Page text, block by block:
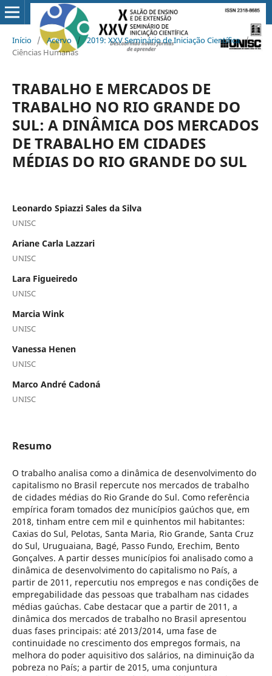
Início / Acervo / 2019: XXV Seminário de Iniciação Científica /
Ciências Humanas
TRABALHO E MERCADOS DE
TRABALHO NO RIO GRANDE DO
SUL: A DINÂMICA DOS MERCADOS
DE TRABALHO EM CIDADES
MÉDIAS DO RIO GRANDE DO SUL
Leonardo Spiazzi Sales da Silva
UNISC
Ariane Carla Lazzari
UNISC
Lara Figueiredo
UNISC
Marcia Wink
UNISC
Vanessa Henen
UNISC
Marco André Cadoná
UNISC
Resumo
O trabalho analisa como a dinâmica de desenvolvimento do
capitalismo no Brasil repercute nos mercados de trabalho
de cidades médias do Rio Grande do Sul. Como referência
empírica foram tomados dez municípios gaúchos que, em
2018, tinham entre cem mil e quinhentos mil habitantes:
Caxias do Sul, Pelotas, Santa Maria, Rio Grande, Santa Cruz
do Sul, Uruguaiana, Bagé, Passo Fundo, Erechim, Bento
Gonçalves. A partir desses municípios foi analisado como a
dinâmica de desenvolvimento do capitalismo no País, a
partir de 2011, repercutiu nos empregos e nas condições de
empregabilidade das pessoas que trabalham nas cidades
médias gaúchas. Cabe destacar que a partir de 2011, a
dinâmica dos mercados de trabalho no Brasil apresentou
duas fases principais: até 2013/2014, uma fase de
continuidade no crescimento dos empregos formais, na
melhora do poder aquisitivo dos salários, na diminuição da
pobreza no País; a partir de 2015, uma conjuntura